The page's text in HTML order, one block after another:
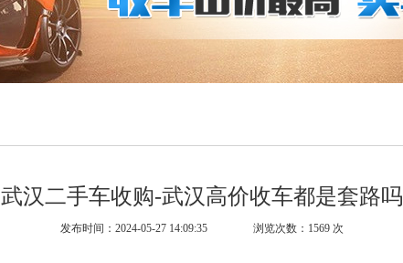
武汉二手车收购-武汉高价收车都是套路吗
发布时间：2024-05-27 14:09:35 浏览次数：1569 次